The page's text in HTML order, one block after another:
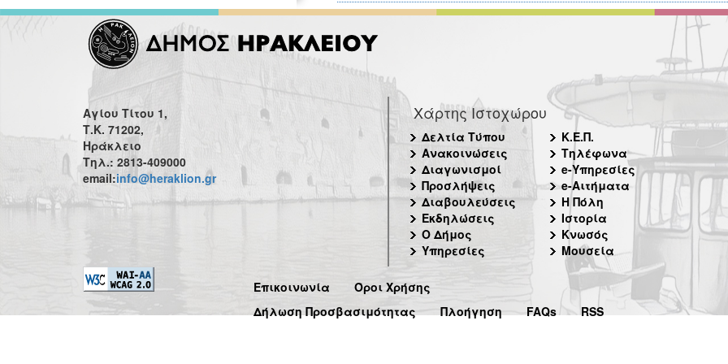
Αγίου Τίτου 1,
Τ.Κ. 71202,
Ηράκλειο
Τηλ.: 2813-409000
email:info@heraklion.gr
Χάρτης Ιστοχώρου
Δελτία Τύπου
Ανακοινώσεις
Διαγωνισμοί
Προσλήψεις
Διαβουλεύσεις
Εκδηλώσεις
Ο Δήμος
Υπηρεσίες
Κ.Ε.Π.
Τηλέφωνα
e-Υπηρεσίες
e-Αιτήματα
Η Πόλη
Ιστορία
Κνωσός
Μουσεία
Επικοινωνία
Όροι Χρήσης
Δήλωση Προσβασιμότητας
Πλοήγηση FAQs RSS